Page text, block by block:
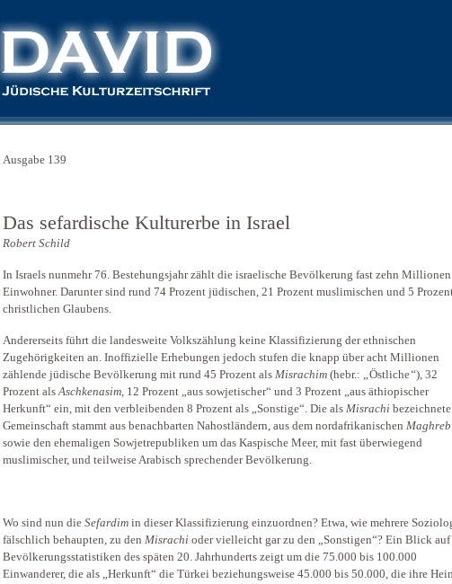
Ausgabe 139
Das sefardische Kulturerbe in Israel
Robert Schild
In Israels nunmehr 76. Bestehungsjahr zählt die israelische Bevölkerung fast zehn Millionen
Einwohner. Darunter sind rund 74 Prozent jüdischen, 21 Prozent muslimischen und 5
christlichen Glaubens.
Andererseits führt die landesweite Volkszählung keine Klassifizierung der ethnischen
Zugehörigkeiten an. Inoffizielle Erhebungen jedoch stufen die knapp über acht Millionen
zählende jüdische Bevölkerung mit rund 45 Prozent als Misrachim (hebr.: „Östliche“), 32
Prozent alsAschkenasim, 12 Prozent „aus sowjetischer“ und 3 Prozent „aus äthiopischer
Herkunft“ ein, mit den verbleibenden 8 Prozent als „Sonstige“. Die als Misrachi bezeichnete
Gemeinschaft stammt aus benachbarten Nahostländern, aus dem nordafrikanischen Maghreb
sowie den ehemaligen Sowjetrepubliken um das Kaspische Meer, mit fast überwiegend
muslimischer, und teilweise Arabisch sprechender Bevölkerung.
Wo sind nun die Sefardim in dieser Klassifizierung einzuordnen? Etwa, wie mehrere
fälschlich behaupten, zu den Misrachi oder vielleicht gar zu den „Sonstigen“? Ein Blick
Bevölkerungsstatistiken des späten 20. Jahrhunderts zeigt um die 75.000 bis 100.000
Einwanderer, die als „Herkunft“ die Türkei beziehungsweise 45.000 bis 50.000, die ihre